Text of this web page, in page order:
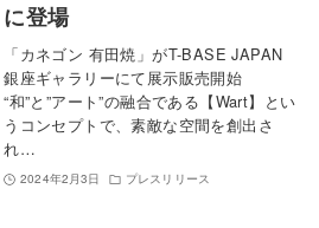
に登場
「カネゴン 有田焼」がT-BASE JAPAN
銀座ギャラリーにて展示販売開始
“和”と”アート”の融合である【Wart】とい
うコンセプトで、素敵な空間を創出さ
れ…
2024年2月3日 プレスリリース